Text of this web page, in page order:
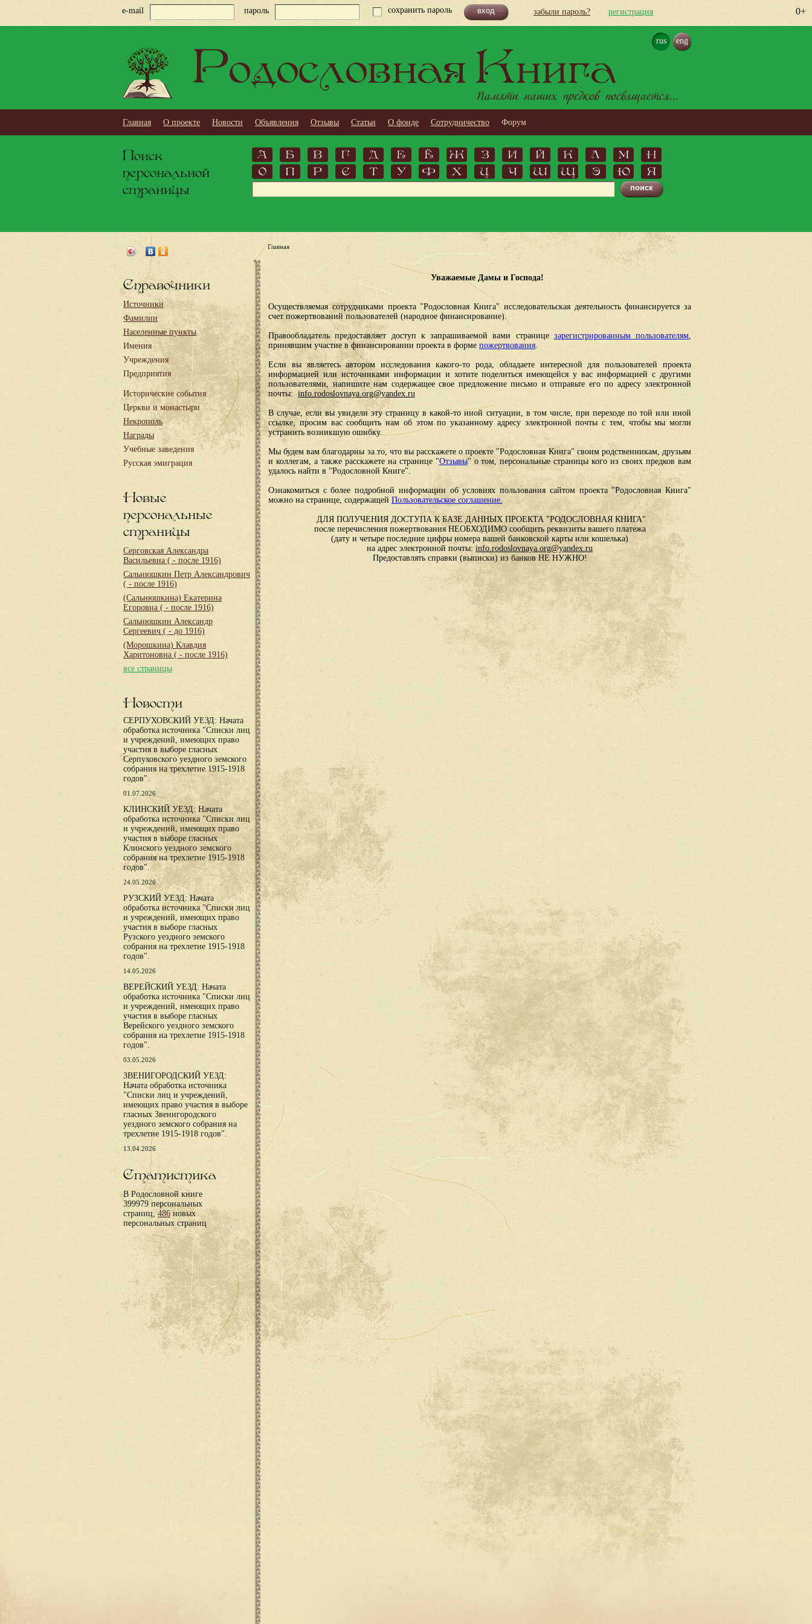
0+
e-mail пароль сохранить пароль забыли пароль? регистрация
rus eng
Родословная Книга
Памяти наших предков посвящается...
Главная О проекте Новости Объявления Отзывы Статьи О фонде Сотрудничество Форум
Поиск
персональной
страницы
А Б В Г Д Е Ё Ж З И Й К Л М
Н
О
П Р С Т У Ф Х Ц Ч Ш Щ Э Ю Я
Справочники
Источники
Фамилии
Населенные пункты
Имения
Учреждения
Предприятия
Исторические события
Церкви и монастыри
Некрополь
Награды
Учебные заведения
Русская эмиграция
Новые
персональные
страницы
Серговская Александра
Васильевна ( - после 1916)
Сальнюшкин Петр Александрович
( - после 1916)
(Сальнюшкина) Екатерина
Егоровна ( - после 1916)
Сальнюшкин Александр
Сергеевич ( - до 1916)
(Морошкина) Клавдия
Харитоновна ( - после 1916)
все страницы
Новости
СЕРПУХОВСКИЙ УЕЗД: Начата
обработка источника "Списки лиц
и учреждений, имеющих право
участия в выборе гласных
Серпуховского уездного земского
собрания на трехлетие 1915-1918
годов".
01.07.2026
КЛИНСКИЙ УЕЗД: Начата
обработка источника "Списки лиц
и учреждений, имеющих право
участия в выборе гласных
Клинского уездного земского
собрания на трехлетие 1915-1918
годов".
24.05.2026
РУЗСКИЙ УЕЗД: Начата
обработка источника "Списки лиц
и учреждений, имеющих право
участия в выборе гласных
Рузского уездного земского
собрания на трехлетие 1915-1918
годов".
14.05.2026
ВЕРЕЙСКИЙ УЕЗД: Начата
обработка источника "Списки лиц
и учреждений, имеющих право
участия в выборе гласных
Верейского уездного земского
собрания на трехлетие 1915-1918
годов".
03.05.2026
ЗВЕНИГОРОДСКИЙ УЕЗД:
Начата обработка источника
"Списки лиц и учреждений,
имеющих право участия в выборе
гласных Звенигородского
уездного земского собрания на
трехлетие 1915-1918 годов".
13.04.2026
Статистика
В Родословной книге
399979 персональных
страниц,486новых
персональных страниц
Главная
Уважаемые Дамы и Господа!
Осуществляемая сотрудниками проекта "Родословная Книга" исследовательская деятельность финансируется за
счет пожертвований пользователей (народное финансирование).
Правообладатель предоставляет доступ к запрашиваемой вами странице зарегистрированным пользователям,
принявшим участие в финансировании проекта в форме пожертвования.
Если вы являетесь автором исследования какого-то рода, обладаете интересной для пользователей проекта
информацией или источниками информации и хотите поделиться имеющейся у вас информацией с другими
пользователями, напишите нам содержащее свое предложение письмо и отправьте его по адресу электронной
почты: info.rodoslovnaya.org@yandex.ru
В случае, если вы увидели эту страницу в какой-то иной ситуации, в том числе, при переходе по той или иной
ссылке, просим вас сообщить нам об этом по указанному адресу электронной почты с тем, чтобы мы могли
устранить возникшую ошибку.
Мы будем вам благодарны за то, что вы расскажете о проекте "Родословная Книга" своим родственникам, друзьям
и коллегам, а также расскажете на странице "Отзывы" о том, персональные страницы кого из своих предков вам
удалось найти в "Родословной Книге".
Ознакомиться с более подробной информации об условиях пользования сайтом проекта "Родословная Книга"
можно на странице, содержащей Пользовательское соглашение.
ДЛЯ ПОЛУЧЕНИЯ ДОСТУПА К БАЗЕ ДАННЫХ ПРОЕКТА "РОДОСЛОВНАЯ КНИГА"
после перечисления пожертвования НЕОБХОДИМО сообщить реквизиты вашего платежа
(дату и четыре последние цифры номера вашей банковской карты или кошелька)
на адрес электронной почты: info.rodoslovnaya.org@yandex.ru
Предоставлять справки (выписки) из банков НЕ НУЖНО!